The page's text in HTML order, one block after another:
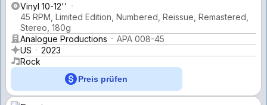
Vinyl 10-12''
45 RPM, Limited Edition, Numbered, Reissue, Remastered,
Stereo, 180g
Analogue Productions
APA 008-45
US
2023
Rock
Preis prüfen